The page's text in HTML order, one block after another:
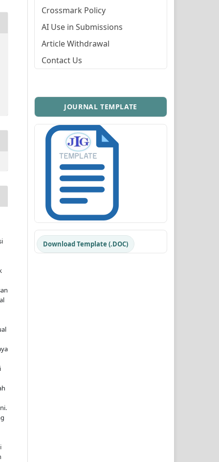
Crossmark Policy
AI Use in Submissions
Article Withdrawal
Contact Us
JOURNAL TEMPLATE
Download Template (.DOC)